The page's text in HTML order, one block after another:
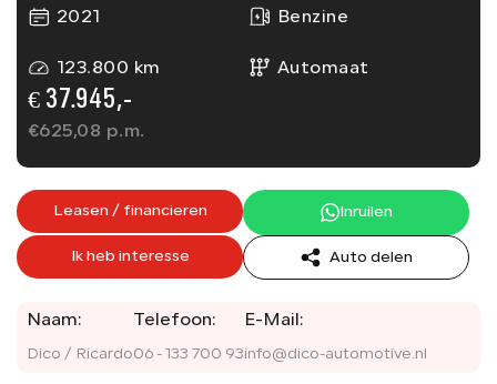
2021 Benzine
123.800 km Automaat
€ 37.945,-
€625,08 p.m.
Leasen / financieren Inruilen
Ik heb interesse Auto delen
Naam:
Dico / Ricardo
Telefoon:
06 - 133 700 93
E-Mail:
info@dico-automotive.nl